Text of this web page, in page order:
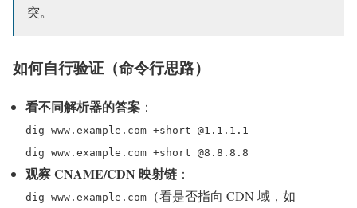
突。
如何自行验证（命令行思路）
看不同解析器的答案 ：
dig www.example.com +short @1.1.1.1
dig www.example.com +short @8.8.8.8
观察 CNAME/CDN 映射链 ：
dig www.example.com （看是否指向 CDN 域，如